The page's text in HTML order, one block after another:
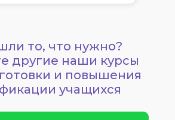
то, что нужно?
другие наши курсы
и повышения
учащихся